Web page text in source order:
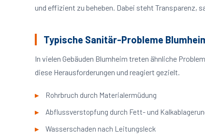
und effizient zu beheben. Dabei steht Transparenz,
Typische Sanitär-Probleme
In vielen Gebäuden Blumheim treten ähnliche
diese Herausforderungen und reagiert gezielt.
Rohrbruch durch Materialermüdung
Abflussverstopfung durch Fett- und
Wasserschaden nach Leitungsleck